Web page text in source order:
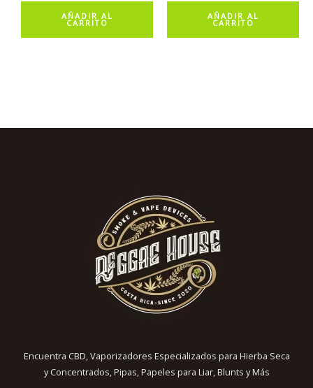
AÑADIR AL
CARRITO
AÑADIR AL
CARRITO
Encuentra CBD, Vaporizadores Especializados para Hierba Seca
y Concentrados, Pipas, Papeles para Liar, Blunts y Más